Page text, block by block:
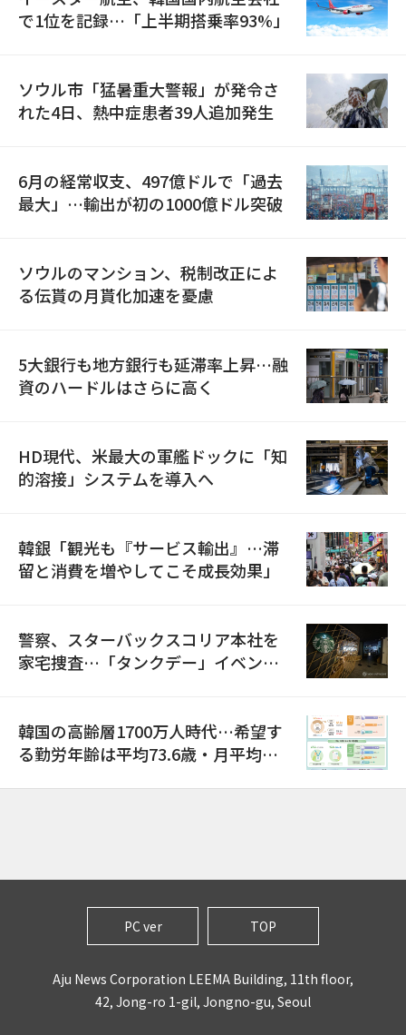
で1位を記録…「上半期搭乗率93%」
ソウル市「猛暑重大警報」が発令さ
れた4日、熱中症患者39人追加発生
6月の経常収支、497億ドルで「過去
最大」…輸出が初の1000億ドル突破
ソウルのマンション、税制改正によ
る伝貰の月貰化加速を憂慮
5大銀行も地方銀行も延滞率上昇…融
資のハードルはさらに高く
HD現代、米最大の軍艦ドックに「知
的溶接」システムを導入へ
韓銀「観光も『サービス輸出』…滞
留と消費を増やしてこそ成長効果」
警察、スターバックスコリア本社を
家宅捜査…「タンクデー」イベント
韓国の高齢層1700万人時代…希望す
る勤労年齢は平均73.6歳・月平均賃
PC ver TOP
Aju News Corporation LEEMA Building, 11th floor,
42, Jong-ro 1-gil, Jongno-gu, Seoul